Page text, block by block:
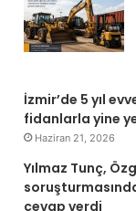
İzmir’de 5 yıl
fidanlarla yine
Haziran 21, 2026
Yılmaz Tunç,
cevap verdi